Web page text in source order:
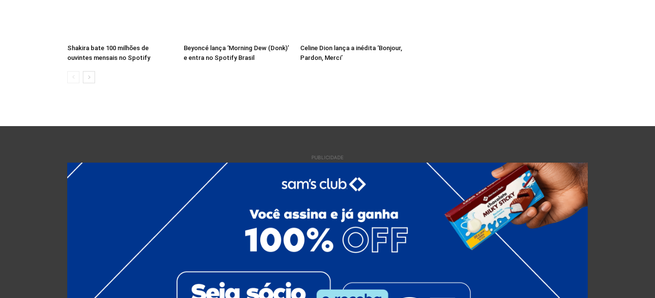
Shakira bate 100 milhões de
ouvintes mensais no Spotify
Beyoncé lança ‘Morning Dew (Donk)’
e entra no Spotify Brasil
Celine Dion lança a inédita ‘Bonjour,
Pardon, Merci’
PUBLICIDADE